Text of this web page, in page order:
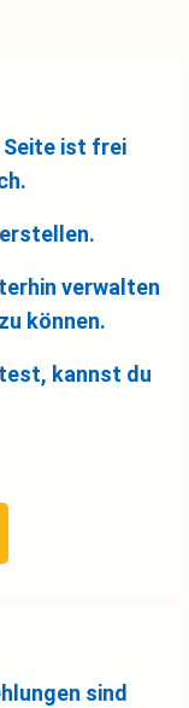
Seite ist frei
verwalten
können.
kannst du
sind